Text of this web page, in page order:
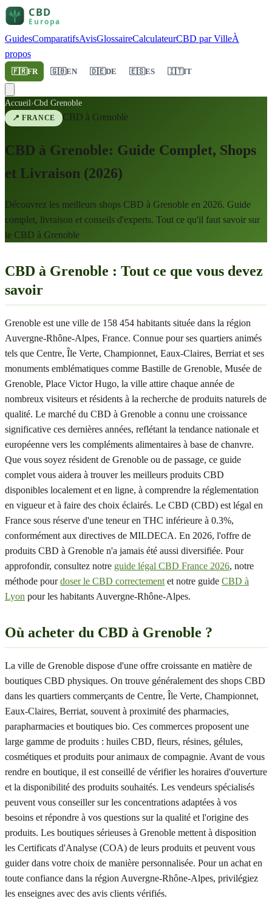
GuidesComparatifsAvisGlossaireCalculateurCBD par VilleÀ
propos
🇫🇷FR 🇬🇧EN 🇩🇪DE 🇪🇸ES 🇮🇹IT
Accueil›Cbd Grenoble
📍FRANCE CBD à Grenoble
CBD à Grenoble: Guide Complet, Shops
et Livraison (2026)
Découvrez les meilleurs shops CBD à Grenoble en 2026. Guide
complet, livraison et conseils d'experts. Tout ce qu'il faut savoir sur
le CBD à Grenoble
CBD à Grenoble : Tout ce que vous devez
savoir
Grenoble est une ville de 158 454 habitants située dans la région
Auvergne-Rhône-Alpes, France. Connue pour ses quartiers animés
tels que Centre, Île Verte, Championnet, Eaux-Claires, Berriat et ses
monuments emblématiques comme Bastille de Grenoble, Musée de
Grenoble, Place Victor Hugo, la ville attire chaque année de
nombreux visiteurs et résidents à la recherche de produits naturels de
qualité. Le marché du CBD à Grenoble a connu une croissance
significative ces dernières années, reflétant la tendance nationale et
européenne vers les compléments alimentaires à base de chanvre.
Que vous soyez résident de Grenoble ou de passage, ce guide
complet vous aidera à trouver les meilleurs produits CBD
disponibles localement et en ligne, à comprendre la réglementation
en vigueur et à faire des choix éclairés. Le CBD (CBD) est légal en
France sous réserve d'une teneur en THC inférieure à 0.3%,
conformément aux directives de MILDECA. En 2026, l'offre de
produits CBD à Grenoble n'a jamais été aussi diversifiée. Pour
approfondir, consultez notre guide légal CBD France 2026, notre
méthode pourdoser le CBD correctement et notre guide CBD à
Lyon pour les habitants Auvergne-Rhône-Alpes.
Où acheter du CBD à Grenoble ?
La ville de Grenoble dispose d'une offre croissante en matière de
boutiques CBD physiques. On trouve généralement des shops CBD
dans les quartiers commerçants de Centre, Île Verte, Championnet,
Eaux-Claires, Berriat, souvent à proximité des pharmacies,
parapharmacies et boutiques bio. Ces commerces proposent une
large gamme de produits : huiles CBD, fleurs, résines, gélules,
cosmétiques et produits pour animaux de compagnie. Avant de vous
rendre en boutique, il est conseillé de vérifier les horaires d'ouverture
et la disponibilité des produits souhaités. Les vendeurs spécialisés
peuvent vous conseiller sur les concentrations adaptées à vos
besoins et répondre à vos questions sur la qualité et l'origine des
produits. Les boutiques sérieuses à Grenoble mettent à disposition
les Certificats d'Analyse (COA) de leurs produits et peuvent vous
guider dans votre choix de manière personnalisée. Pour un achat en
toute confiance dans la région Auvergne-Rhône-Alpes, privilégiez
les enseignes avec des avis clients vérifiés.